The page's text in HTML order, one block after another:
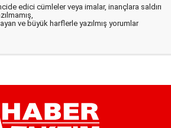
edici cümleler veya imalar, inançlara saldırı
ve büyük harflerle yazılmış yorumlar